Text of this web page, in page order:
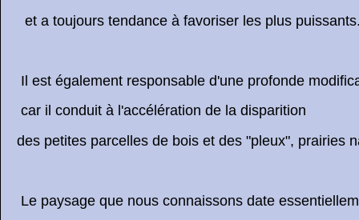
et a toujours tendance à favoriser les plus
Il est également responsable d'une profonde
car il conduit à l'accélération de la disparition
des petites parcelles de bois et des "pleux", prairies
Le paysage que nous connaissons date